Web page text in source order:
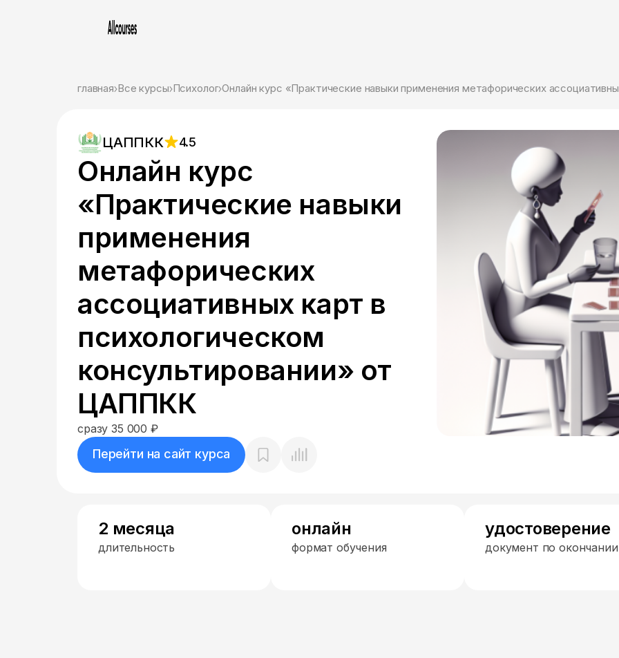
главная Все курсы Психолог
ЦАППКК 4.5
Онлайн курс
«Практические навыки
применения
метафорических
ассоциативных карт в
психологическом
консультировании» от
ЦАППКК
сразу 35 000 ₽
Перейти на сайт курса
2 месяца
длительность
онлайн
формат обучения
удостоверение
документ по окончании